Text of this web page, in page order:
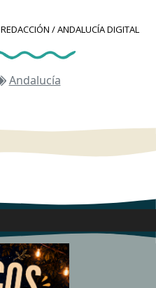
REDACCIÓN / ANDALUCÍA DIGITAL
Andalucía